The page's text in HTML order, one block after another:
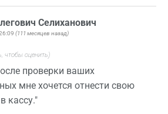
Селиханович
(111 месяцев назад)
чтобы оценить)
проверки ваших
мне хочется отнести свою
кассу."